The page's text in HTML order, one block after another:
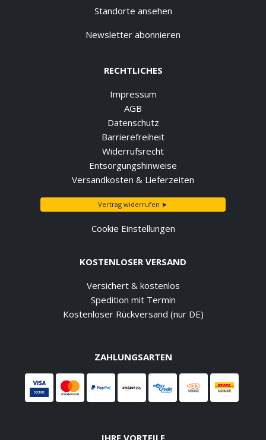
Standorte ansehen
Newsletter abonnieren
RECHTLICHES
Impressum
AGB
Datenschutz
Barrierefreiheit
Widerrufsrecht
Entsorgungshinweise
Versandkosten & Lieferzeiten
Vertrag widerrufen ►
Cookie Einstellungen
KOSTENLOSER VERSAND
Versichert & kostenlos
Spedition mit Termin
Kostenloser Rückversand (nur DE)
ZAHLUNGSARTEN
IHRE VORTEILE